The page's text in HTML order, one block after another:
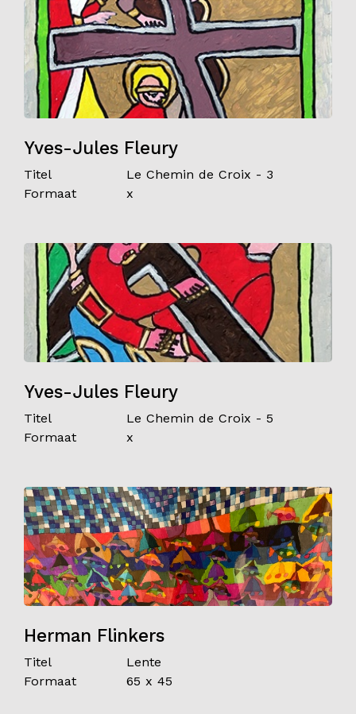
Yves-Jules Fleury
Titel
Le Chemin de Croix - 3
Formaat
x
Yves-Jules Fleury
Titel
Le Chemin de Croix - 5
Formaat
x
Herman Flinkers
Titel
Lente
Formaat
65 x 45